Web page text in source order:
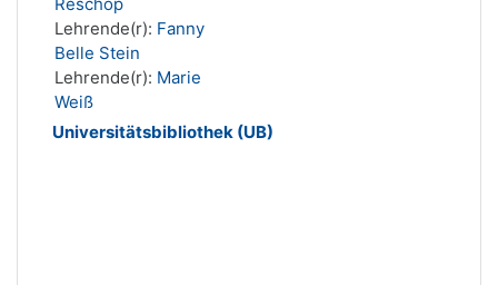
Lehrende(r): Fanny
Belle Stein
Lehrende(r): Marie
Weiß
Universitätsbibliothek (UB)